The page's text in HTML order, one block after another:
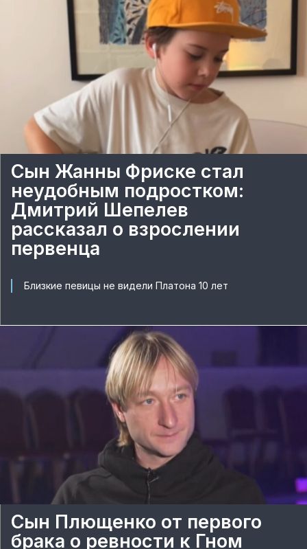
Сын Жанны Фриске стал
неудобным подростком:
Дмитрий Шепелев
рассказал о взрослении
первенца
Близкие певицы не видели Платона 10 лет
Сын Плющенко от первого
брака о ревности к Гном